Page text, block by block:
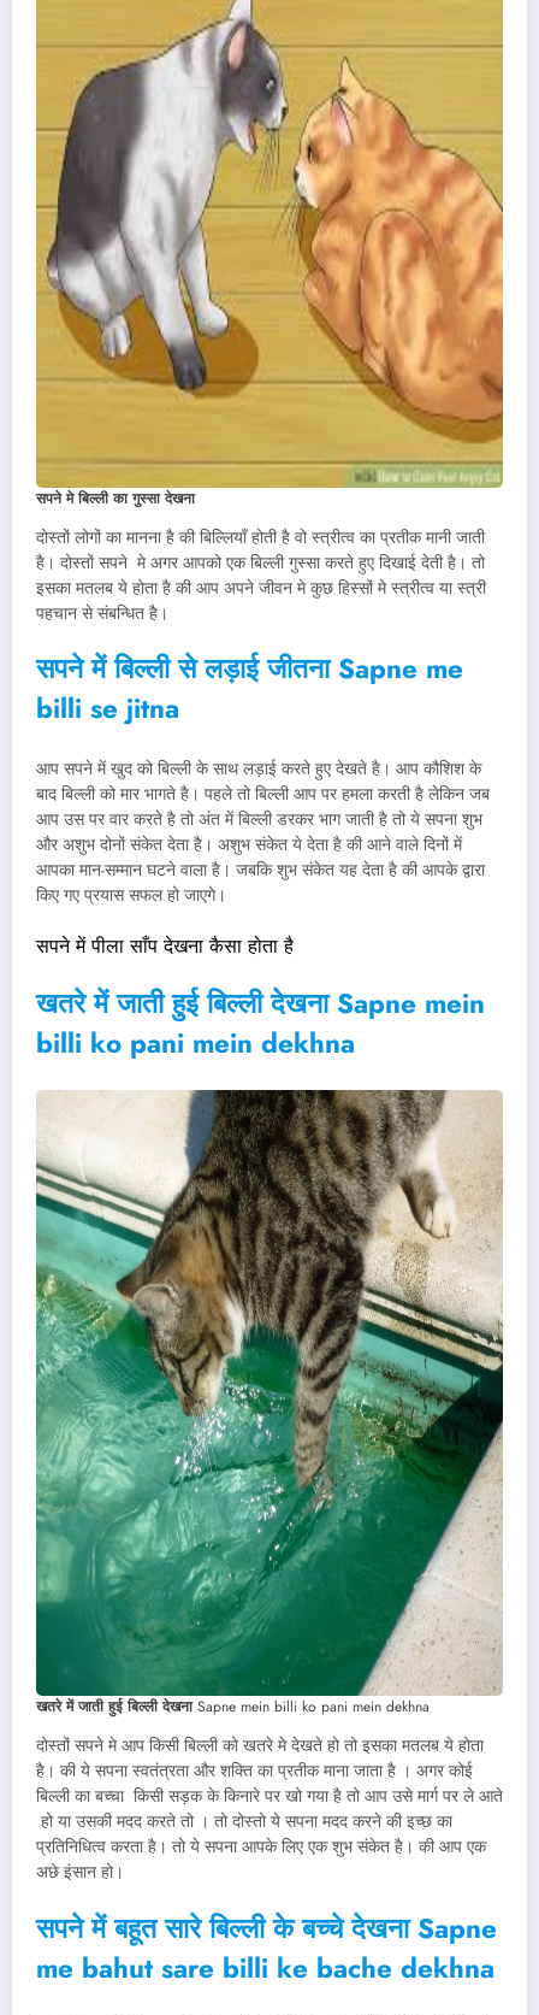
सपने मे बिल्ली का गुस्सा देखना
दोस्तों लोगों का मानना है की बिल्लियाँ होती है वो स्त्रीत्व का प्रतीक मानी जाती
है। दोस्तों सपने मे अगर आपको एक बिल्ली गुस्सा करते हुए दिखाई देती है। तो
इसका मतलब ये होता है की आप अपने जीवन मे कुछ हिस्सों मे स्त्रीत्व या स्त्री
पहचान से संबन्धित है।
सपने में बिल्ली से लड़ाई जीतना Sapne me
billi se jitna
आप सपने में खुद को बिल्ली के साथ लड़ाई करते हुए देखते है। आप कौशिश के
बाद बिल्ली को मार भागते है। पहले तो बिल्ली आप पर हमला करती है लेकिन जब
आप उस पर वार करते है तो अंत में बिल्ली डरकर भाग जाती है तो ये सपना शुभ
और अशुभ दोनों संकेत देता है। अशुभ संकेत ये देता है की आने वाले दिनों में
आपका मान-सम्मान घटने वाला है। जबकि शुभ संकेत यह देता है की आपके द्वारा
किए गए प्रयास सफल हो जाएगे।
सपने में पीला साँप देखना कैसा होता है
खतरे में जाती हुई बिल्ली देखनाSapne mein
billi ko pani mein dekhna
खतरे में जाती हुई बिल्ली देखनाSapne mein billi ko pani mein dekhna
दोस्तों सपने मे आप किसी बिल्ली को खतरे मे देखते हो तो इसका मतलब ये होता
है। की ये सपना स्वतंत्रता और शक्ति का प्रतीक माना जाता है । अगर कोई
बिल्ली का बच्चा किसी सड़क के किनारे पर खो गया है तो आप उसे मार्ग पर ले आते
हो या उसकी मदद करते तो । तो दोस्तो ये सपना मदद करने की इच्छ का
प्रतिनिधित्व करता है। तो ये सपना आपके लिए एक शुभ संकेत है। की आप एक
अछे इंसान हो।
सपने में बहूत सारे बिल्ली के बच्चे देखना Sapne
me bahut sare billi ke bache dekhna